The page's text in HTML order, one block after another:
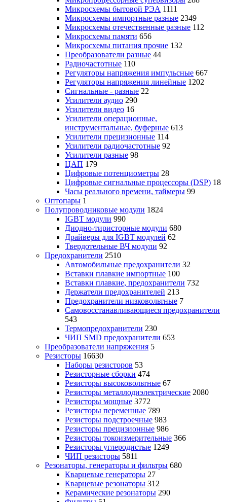
Микросхемы бытовой РЭА 1111
Микросхемы импортные разные 2349
Микросхемы отечественные разные 112
Микросхемы памяти 656
Микросхемы питания прочие 132
Преобразователи разные 44
Радиочастотные 110
Регуляторы напряжения импульсные 667
Регуляторы напряжения линейные 1202
Сигнальные - разные 22
Усилители аудио 290
Усилители видео 16
Усилители операционные,
инструментальные, буферные 613
Усилители прецизионные 114
Усилители радиочастотные 92
Усилители разные 98
ЦАП 179
Цифровые потенциометры 28
Цифровые сигнальные процессоры (DSP) 18
Часы реального времени, таймеры 99
Оптопары 1
Полупроводниковые модули 1824
IGBT модули 990
Диодно-тиристорные модули 680
Драйверы для IGBT модулей 62
Твердотельные ВЧ модули 92
Предохранители 2510
Автомобильные предохранители 32
Вставки плавкие импортные 100
Вставки плавкие, предохранители 732
Держатели предохранителей 213
Предохранители низковольтные 7
Самовосстанавливающиеся предохранители
543
Термопредохранители 230
ЧИП SMD предохранители 653
Преобразователи напряжения 5
Резисторы 16630
Наборы резисторов 53
Резисторные сборки 474
Резисторы высоковольтные 67
Резисторы металлодиэлектрические 2080
Резисторы мощные 3772
Резисторы переменные 789
Резисторы подстроечные 983
Резисторы прецизионные 986
Резисторы токоизмерительные 366
Резисторы углеродистые 1249
ЧИП резисторы 5811
Резонаторы, генераторы и фильтры 680
Кварцевые генераторы 27
Кварцевые резонаторы 312
Керамические резонаторы 290